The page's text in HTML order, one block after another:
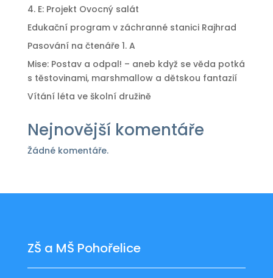
4. E: Projekt Ovocný salát
Edukační program v záchranné stanici Rajhrad
Pasování na čtenáře 1. A
Mise: Postav a odpal! – aneb když se věda potká
s těstovinami, marshmallow a dětskou fantazií
Vítání léta ve školní družině
Nejnovější komentáře
Žádné komentáře.
ZŠ a MŠ Pohořelice